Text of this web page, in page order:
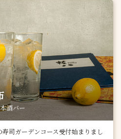
酒バー
司ガーデンコース受付始まりまし